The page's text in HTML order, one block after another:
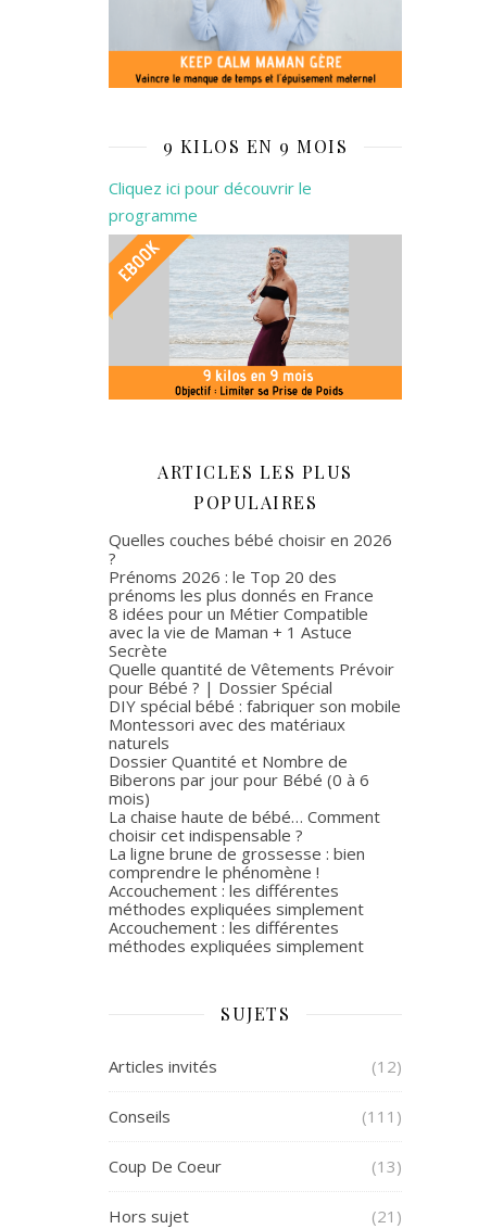
9 KILOS EN 9 MOIS
Cliquez ici pour découvrir le
programme
ARTICLES LES PLUS
POPULAIRES
Quelles couches bébé choisir en 2026
?
Prénoms 2026 : le Top 20 des
prénoms les plus donnés en France
8 idées pour un Métier Compatible
avec la vie de Maman + 1 Astuce
Secrète
Quelle quantité de Vêtements Prévoir
pour Bébé ? | Dossier Spécial
DIY spécial bébé : fabriquer son mobile
Montessori avec des matériaux
naturels
Dossier Quantité et Nombre de
Biberons par jour pour Bébé (0 à 6
mois)
La chaise haute de bébé… Comment
choisir cet indispensable ?
La ligne brune de grossesse : bien
comprendre le phénomène !
Accouchement : les différentes
méthodes expliquées simplement
Accouchement : les différentes
méthodes expliquées simplement
SUJETS
Articles invités (12)
Conseils (111)
Coup De Coeur (13)
Hors sujet (21)